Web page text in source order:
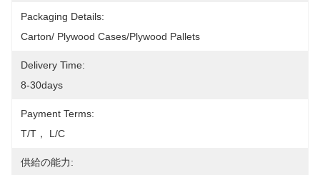
Packaging Details:
Carton/ Plywood Cases/plywood Pallets
Delivery Time:
8-30days
Payment Terms:
T/T， L/C
供給の能力: